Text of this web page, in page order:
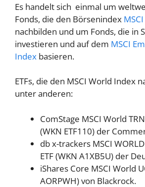
Es handelt sich einmal um
Fonds, die den Börsenindex
nachbilden und um Fonds, die in
investieren und auf dem MSCI
Index basieren.
ETFs, die den MSCI World Index
unter anderen:
ComStage MSCI World TRN
(WKN ETF110) der
db x-trackers MSCI
ETF (WKN A1XB5U) der
iShares Core MSCI World
AORPWH) von Blackrock.